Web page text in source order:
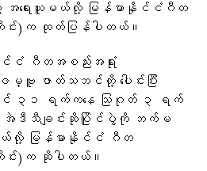
စွာ အရေးယူမယ်လို့ မြန်မာနိုင်ငံဂီတ
င်း)က ထုတ်ပြန်ပါတယ်။
နိုင်ငံ ဂီတအစည်းအရုံး
မ္ဗူ ဇာတ်သဘင်တို့ ပေါင်းပြီး
င် ၃၁ ရက်ကနေ သြဂုတ် ၃ ရက်
အဲဒီသီချင်းဆိုပြိုင်ပွဲကို ဘက်မ
ယ်လို့ မြန်မာနိုင်ငံ ဂီတ
င်း)က ဆိုပါတယ်။